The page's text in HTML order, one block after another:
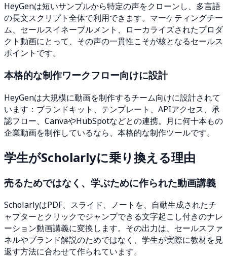
HeyGenは短いサンプルから特定の声をクローンし、多言語
の長文スクリプト全体で利用できます。マーケティングチー
ム、セールスイネーブルメント、ローカライズされたプロダ
クト動画にとって、その声の一貫性こそが核となるセールス
ポイントです。
本格的な制作ワークフロー向けに設計
HeyGenは大規模に動画を制作するチーム向けに設計されて
います：ブランドキット、テンプレート、APIアクセス、承
認フロー、CanvaやHubSpotなどとの連携。月に何十本もの
企業動画を制作しているなら、本格的な制作ツールです。
学生がScholarlyに乗り換える理由
売るためではなく、学ぶために作られた動画講義
ScholarlyはPDF、スライド、ノートを、自動生成されたチ
ャプターとクリックでジャンプできる文字起こし付きのナレ
ーション動画講義に変換します。その出力は、セールスファ
ネルやブランド解説のためではなく、学生が実際に教材を見
返す方法に合わせて作られています。